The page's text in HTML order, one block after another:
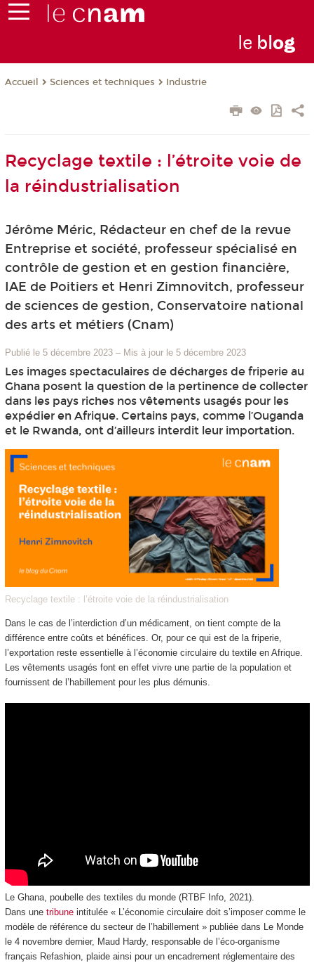
le blog
Accueil Sciences et techniques Industrie
Recyclage textile : l’étroite voie de
la réindustrialisation
Jérôme Méric, Rédacteur en chef de la revue
Entreprise et société, professeur spécialisé en
contrôle de gestion et en gestion financière,
IAE de Poitiers et Henri Zimnovitch, professeur
de sciences de gestion, Conservatoire national
des arts et métiers (Cnam)
Publié le 5 décembre 2023 – Mis à jour le 5 décembre 2023
Les images spectaculaires de décharges de friperie au
Ghana posent la question de la pertinence de collecter
dans les pays riches nos vêtements usagés pour les
expédier en Afrique. Certains pays, comme l’Ouganda
et le Rwanda, ont d’ailleurs interdit leur importation.
Recyclage textile : l’étroite voie de la réindustrialisation
Dans le cas de l’interdiction d’un médicament, on tient compte de la
différence entre coûts et bénéfices. Or, pour ce qui est de la friperie,
l’exportation reste essentielle à l’économie circulaire du textile en Afrique.
Les vêtements usagés font en effet vivre une partie de la population et
fournissent de l’habillement pour les plus démunis.
Le Ghana, poubelle des textiles du monde (RTBF Info, 2021).
Dans une tribuneintitulée « L’économie circulaire doit s’imposer comme le
modèle de référence du secteur de l’habillement » publiée dans Le Monde
le 4 novembre dernier, Maud Hardy, responsable de l’éco-organisme
français Refashion, plaide ainsi pour un encadrement réglementaire des